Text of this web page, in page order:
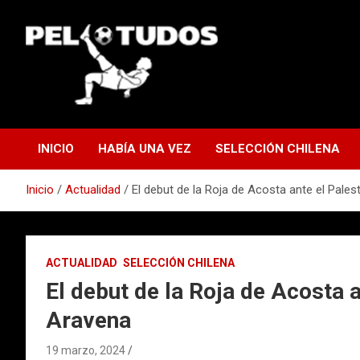
contenido
INICIO HABÍA UNA VEZ SELECCIÓN CHILENA
Inicio Actualidad El debut de la Roja de Acosta ante el
ACTUALIDAD SELECCIÓN CHILENA
El debut de la Roja de Acosta
Aravena
19 marzo, 2024